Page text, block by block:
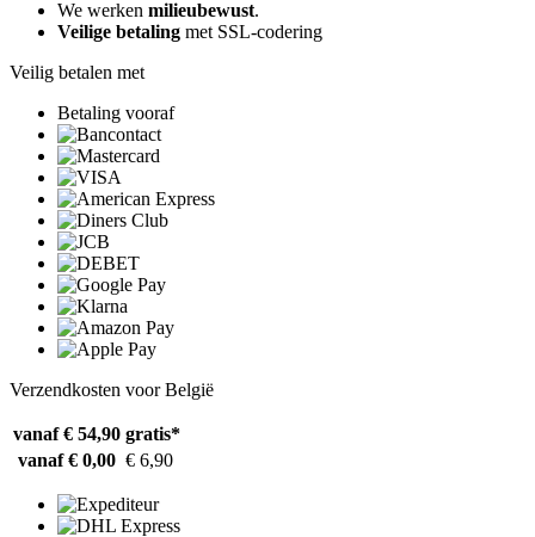
We werken milieubewust.
Veilige betaling met SSL-codering
Veilig betalen met
Betaling vooraf
Verzendkosten voor België
vanaf € 54,90 gratis*
vanaf € 0,00 € 6,90